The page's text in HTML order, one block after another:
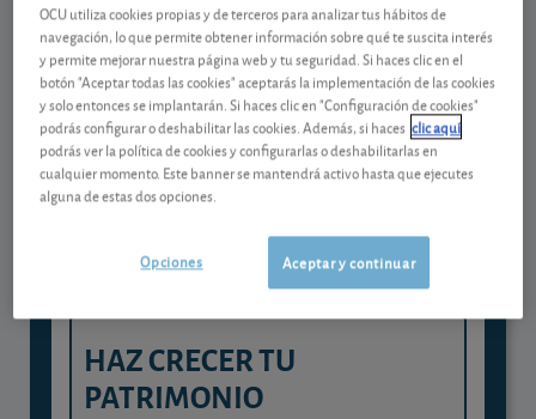
Contenido reservado a SOCIOS
Gestiona tu dinero con visión
experta
y consigue que cada euro trabaje
HAZ CRECER TU
PATRIMONIO
OCU utiliza cookies propias y de terceros para analizar tus hábitos de
navegación, lo que permite obtener información sobre qué te suscita interés
y permite mejorar nuestra página web y tu seguridad. Si haces clic en el
botón "Aceptar todas las cookies" aceptarás la implementación de las cookies
y solo entonces se implantarán. Si haces clic en "Configuración de cookies"
podrás configurar o deshabilitar las cookies. Además, si haces clic aquí
podrás ver la política de cookies y configurarlas o deshabilitarlas en
cualquier momento. Este banner se mantendrá activo hasta que ejecutes
alguna de estas dos opciones.
Aceptar y continuar
Opciones